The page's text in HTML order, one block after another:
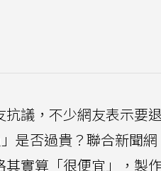
議，不少網友表示要
是否過貴？聯合新聞
實算「很便宜」，製